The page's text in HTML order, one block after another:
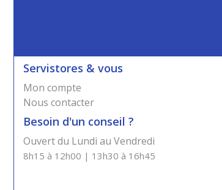
Servistores & vous
Mon compte
Nous contacter
Besoin d'un conseil ?
Ouvert du Lundi au Vendredi
8h15 à 12h00 | 13h30 à 16h45